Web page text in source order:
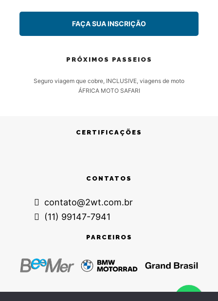
FAÇA SUA INSCRIÇÃO
PRÓXIMOS PASSEIOS
Seguro viagem que cobre, INCLUSIVE, viagens de moto
ÁFRICA MOTO SAFARI
CERTIFICAÇÕES
CONTATOS
contato@2wt.com.br
(11) 99147-7941
PARCEIROS